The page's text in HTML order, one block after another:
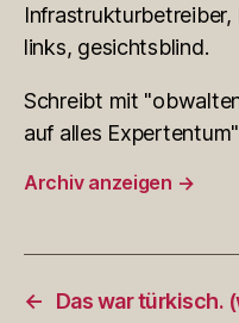
links, gesichtsblind.
Schreibt mit
auf alles
Archiv anzeigen →
←
Das war türkisch.